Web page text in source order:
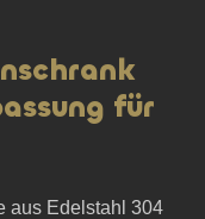
für
aus Edelstahl 304